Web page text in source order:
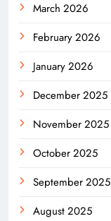
March 2026
February 2026
January 2026
December 2025
November 2025
October 2025
September 2025
August 2025